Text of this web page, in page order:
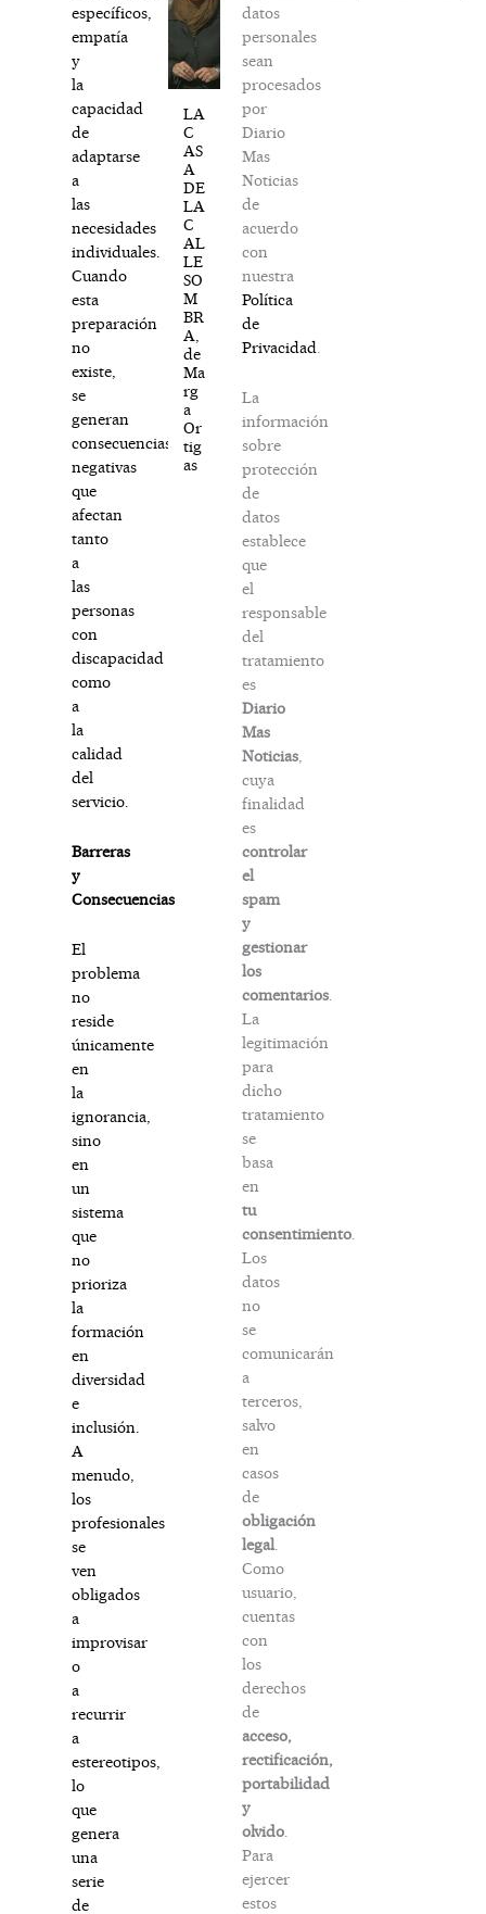
específicos,
empatía
y
la
capacidad
de
adaptarse
a
las
necesidades
individuales.
Cuando
esta
preparación
no
existe,
se
generan
consecuencias
negativas
que
afectan
tanto
a
las
personas
con
discapacidad
como
a
la
calidad
del
servicio.
Barreras
y
Consecuencias
El
problema
no
reside
únicamente
en
la
ignorancia,
sino
en
un
sistema
que
no
prioriza
la
formación
en
diversidad
e
inclusión.
A
menudo,
los
profesionales
se
ven
obligados
a
improvisar
o
a
recurrir
a
estereotipos,
lo
que
genera
una
serie
de
LA
C
AS
A
DE
LA
C
AL
LE
SO
M
BR
A,
de
Ma
rg
a
Or
tig
as
datos
personales
sean
procesados
por
Diario
Mas
Noticias
de
acuerdo
con
nuestra
Política
de
Privacidad
La
información
sobre
protección
de
datos
establece
que
el
responsable
del
tratamiento
es
Diario
Mas
Noticias
cuya
finalidad
es
controlar
el
spam
y
gestionar
los
comentarios
La
legitimación
para
dicho
tratamiento
se
basa
en
tu
consentimiento
Los
datos
no
se
comunicarán
a
terceros,
salvo
en
casos
de
obligación
legal
Como
usuario,
cuentas
con
los
derechos
de
acceso,
rectificación,
portabilidad
y
olvido
Para
ejercer
estos